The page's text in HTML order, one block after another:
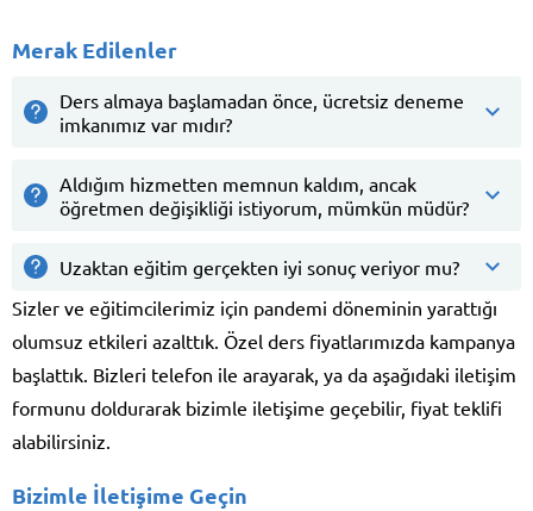
Merak Edilenler
Ders almaya başlamadan önce, ücretsiz deneme
imkanımız var mıdır?
Aldığım hizmetten memnun kaldım, ancak
öğretmen değişikliği istiyorum, mümkün müdür?
Uzaktan eğitim gerçekten iyi sonuç veriyor mu?
Sizler ve eğitimcilerimiz için pandemi döneminin yarattığı
olumsuz etkileri azalttık. Özel ders fiyatlarımızda kampanya
başlattık. Bizleri telefon ile arayarak, ya da aşağıdaki iletişim
formunu doldurarak bizimle iletişime geçebilir, fiyat teklifi
alabilirsiniz.
Bizimle İletişime Geçin